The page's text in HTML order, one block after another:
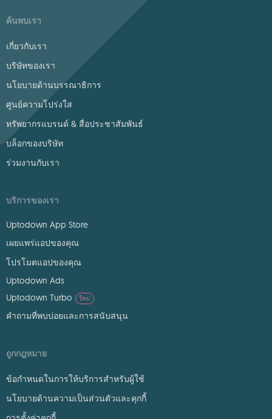
ค้นพบเรา
เกี่ยวกับเรา
บริษัทของเรา
นโยบายด้านบรรณาธิการ
ศูนย์ความโปร่งใส
ทรัพยากรแบรนด์ & สื่อประชาสัมพันธ์
บล็อกของบริษัท
ร่วมงานกับเรา
บริการของเรา
Uptodown App Store
เผยแพร่แอปของคุณ
โปรโมตแอปของคุณ
Uptodown Ads
Uptodown Turbo
ใหม่
คำถามที่พบบ่อยและการสนับสนุน
ถูกกฎหมาย
ข้อกำหนดในการให้บริการสำหรับผู้ใช้
นโยบายด้านความเป็นส่วนตัวและคุกกี้